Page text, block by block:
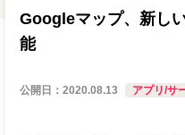
Googleマップ、新し
能
公開日：2020.08.13 アプリ/サ